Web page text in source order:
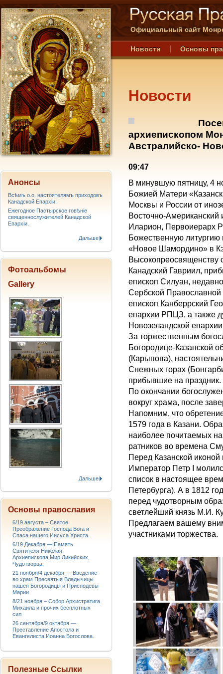
Официальный сайт
Новости Основы
Новости
архиепископом
Австралийско-
09:47
В минувшую пятницу, 4
Божией Матери
Москвы и России от
Восточно-
Иларион, Первоиерарх
Божественную литургию
«Новое Шамордино» в
Высокопреосвященству
Канадский Гавриил,
епископ Силуан,
Сербской
епископ Канберрский
епархии РПЦЗ, а также
Новозеландской
За торжественным
Богородице-Казанской
(Карыпова),
Снежных горах
прибывшие на праздник.
По окончании
вокруг храма, после
Напомним, что
1579 года в Казани.
наиболее почитаемых
ратников во времена
Перед Казанской
Император Петр I
список в настоящее
Петербурга). А в 1812
перед чудотворным
светлейший князь М.И.
Предлагаем вашему
участниками торжества.
Анонсы
Всѣмъ о.о. настоятелямъ приходовъ
Канадской Епархiи.
Ежегодное Пастырское говѣніе
священнослужителей Канадской
Епархіи.
Дальше
Фотоальбомы
Gallery
Дальше
Основы православия
6/19 августа – Святое
Преображение Господа Бога и
Спаса нашего Иисуса Христа.
6/19 Декабря — Память
Святителя Николая,
Архиепископа Мир Ликийских,
Чудотворца.
21 ноября/4 декабря — Введение
во храм Пресвятыя Владычицы
нашея Богородицы и Приснодевы
Марии
8/21 ноября – Собор Архистратига
Михаила и прочих бесплотных
сил
26 сентября/9 октября —
Преставление Апостола и
Евангелиста Иоанна Богослова.
Полезные Ссылки